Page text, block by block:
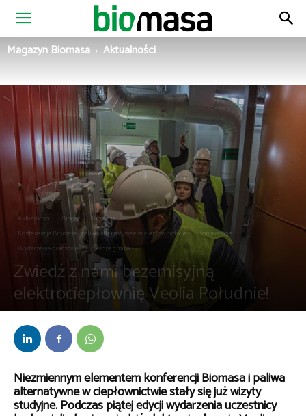
Magazyn
Magazyn Biomasa Aktualności
Aktualności Biogaz
Biomasa
Konferencja Biomasa i paliwa alternatywne w ciepłownictwie
Konferencje
Wydarzenia branżowe
Zielona gmina
Zwiedź z nami bezemisyjną
elektrociepłownię Veolia Południe!
Przez Anna Lenartowska-
Niezmiennym elementem konferencji Biomasa i paliwa
alternatywne w ciepłownictwie stały się już wizyty
studyjne. Podczas piątej edycji wydarzenia uczestnicy